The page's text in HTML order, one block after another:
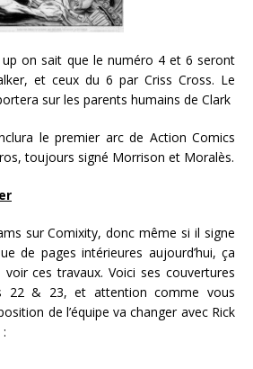
up on sait que le numéro 4 et 6 seront
et ceux du 6 par Criss Cross. Le
sur les parents humains de Clark
le premier arc de Action Comics
toujours signé Morrison et Moralès.
sur Comixity, donc même si il signe
de pages intérieures aujourd’hui, ça
ces travaux. Voici ses couvertures
22 & 23, et attention comme vous
de l’équipe va changer avec Rick